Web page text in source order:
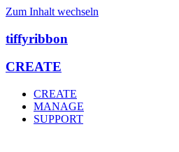
Zum Inhalt wechseln
tiffyribbon
CREATE
CREATE
MANAGE
SUPPORT